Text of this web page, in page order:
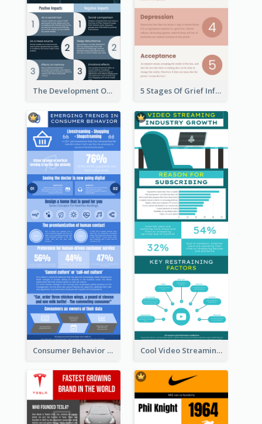
The Development Of Social Media Use Infographic 5 Stages Of Grief Infographic (With Explanation))
Consumer Behavior Analysis Infographic Design Cool Video Streaming Trend Infographic Design Idea